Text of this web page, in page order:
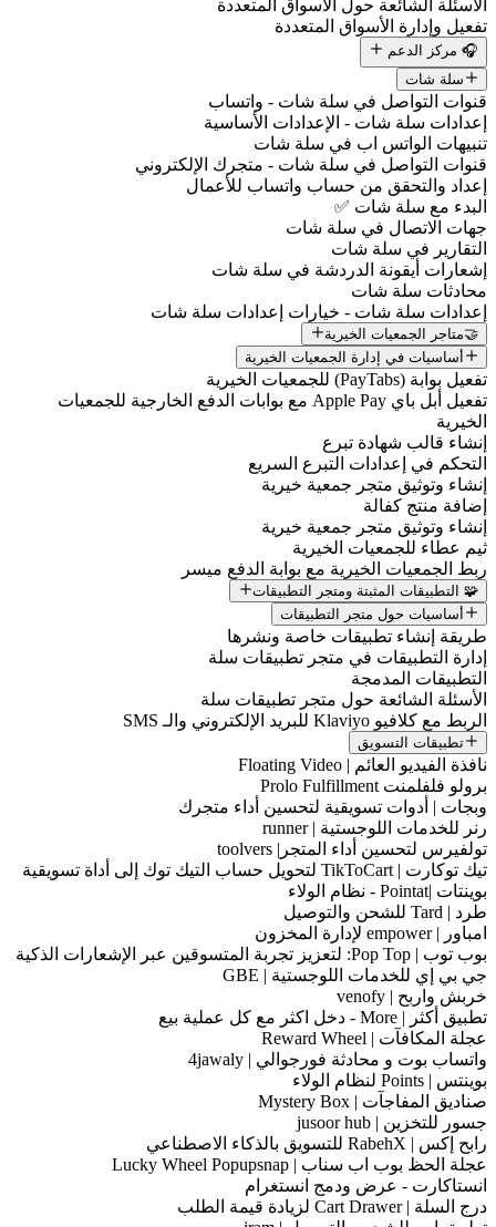
الأسئلة الشائعة حول الأسواق المتعددة
تفعيل وإدارة الأسواق المتعددة
🎧 مركز الدعم
سلة شات
قنوات التواصل في سلة شات - واتساب
إعدادات سلة شات - الإعدادات الأساسية
تنبيهات الواتس اب في سلة شات
قنوات التواصل في سلة شات - متجرك الإلكتروني
إعداد والتحقق من حساب واتساب للأعمال
البدء مع سلة شات ✅
جهات الاتصال في سلة شات
التقارير في سلة شات
إشعارات أيقونة الدردشة في سلة شات
محادثات سلة شات
إعدادات سلة شات - خيارات إعدادات سلة شات
🤝متاجر الجمعيات الخيرية
أساسيات في إدارة الجمعيات الخيرية
تفعيل بوابة (PayTabs) للجمعيات الخيرية
تفعيل أبل باي Apple Pay مع بوابات الدفع الخارجية للجمعيات
الخيرية
إنشاء قالب شهادة تبرع
التحكم في إعدادات التبرع السريع
إنشاء وتوثيق متجر جمعية خيرية
إضافة منتج كفالة
إنشاء وتوثيق متجر جمعية خيرية
ثيم عطاء للجمعيات الخيرية
ربط الجمعيات الخيرية مع بوابة الدفع ميسر
🧩 التطبيقات المثبتة ومتجر التطبيقات
أساسيات حول متجر التطبيقات
طريقة إنشاء تطبيقات خاصة ونشرها
إدارة التطبيقات في متجر تطبيقات سلة
التطبيقات المدمجة
الأسئلة الشائعة حول متجر تطبيقات سلة
الربط مع كلافيو Klaviyo للبريد الإلكتروني والـ SMS
تطبيقات التسويق
نافذة الفيديو العائم | Floating Video
برولو فلفلمنت Prolo Fulfillment
وبجات | أدوات تسويقية لتحسين أداء متجرك
رنر للخدمات اللوجستية | runner
تولفيرس لتحسين أداء المتجر| toolvers
تيك توكارت | TikToCart لتحويل حساب التيك توك إلى أداة تسويقية
بوينتات |Pointat - نظام الولاء
طرد | Tard للشحن والتوصيل
امباور | empower لإدارة المخزون
بوب توب | Pop Top: لتعزيز تجربة المتسوقين عبر الإشعارات الذكية
جي بي إي للخدمات اللوجستية | GBE
خربش واربح | venofy
تطبيق أكثر | More - دخل اكثر مع كل عملية بيع
عجلة المكافآت | Reward Wheel
واتساب بوت و محادثة فورجوالي | 4jawaly
بوينتس | Points لنظام الولاء
صناديق المفاجآت | Mystery Box
جسور للتخزين | jusoor hub
رابح إكس | RabehX للتسويق بالذكاء الاصطناعي
عجلة الحظ بوب اب سناب | Lucky Wheel Popupsnap
انستاكارت - عرض ودمج انستغرام
درج السلة | Cart Drawer لزيادة قيمة الطلب